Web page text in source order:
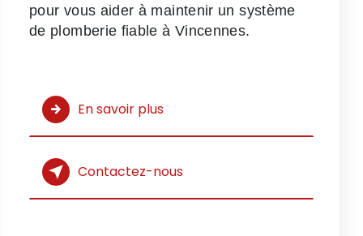
pour vous aider à maintenir un système
de plomberie fiable à Vincennes.
En savoir plus
Contactez-nous